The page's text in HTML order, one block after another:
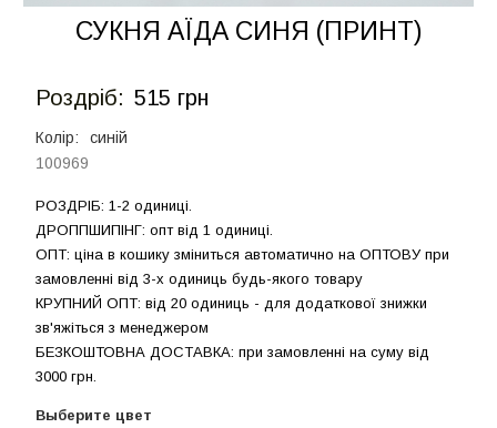
СУКНЯ АЇДА СИНЯ (ПРИНТ)
Роздрiб: 515 грн
Колір:
синій
100969
РОЗДРIБ: 1-2 одиниці.
ДРОППШИПIНГ: опт від 1 одиницi.
ОПТ: ціна в кошику зміниться автоматично на ОПТОВУ при
замовленні від 3-х одиниць будь-якого товару
КРУПНИЙ ОПТ: від 20 одиниць - для додаткової знижки
зв'яжіться з менеджером
БЕЗКОШТОВНА ДОСТАВКА: при замовленні на суму вiд
3000 грн.
Выберите цвет